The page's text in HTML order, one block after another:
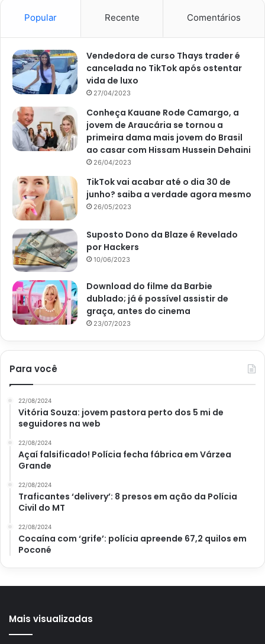
Sirva com uma colher de arroz e salada verde.
Salada de quinoa com grão de bico e tomate seco
Cozinhe a quinoa por 15 minutos ou até ficar macia,
após cozida deixe escorrer.
Adicione o grão de bico, tomate, cebola e o pepino.
Tempere com azeite, limão, sal e pimenta a gosto,
misture bem e sirva.
Salada grão de bico e quinoa – Reprodução canva
Fácil, não é mesmo? Em menos de 20 minutos você pode
fazer uma das três opções (ou as três) de saladas
saudáveis e substituir alimentos mais pesados, como
macarrão, carne suína, frituras, etc.
O que é grão de bico?
O grão de bico é um legume rico em nutrientes, proteínas,
fibras, vitaminas, entre outros, sendo todos benéficos para
a saúde. Além de ser um alimento versátil, é fácil de
amarelo claro, seu tamanho é aproximadamente do
tamanho de uma uva.
saudáveis em sua dieta. Até breve pessoal!
Popular Recente Comentários
Vendedora de curso Thays trader é
cancelada no TikTok após ostentar
vida de luxo
27/04/2023
Conheça Kauane Rode Camargo, a
jovem de Araucária se tornou a
primeira dama mais jovem do Brasil
ao casar com Hissam Hussein Dehaini
26/04/2023
TikTok vai acabar até o dia 30 de
junho? saiba a verdade agora mesmo
26/05/2023
Suposto Dono da Blaze é Revelado
por Hackers
10/06/2023
Download do filme da Barbie
dublado; já é possível assistir de
graça, antes do cinema
23/07/2023
Para você
22/08/2024
Vitória Souza: jovem pastora perto dos 5 mi de
seguidores na web
22/08/2024
Açaí falsificado! Polícia fecha fábrica em Várzea
Grande
22/08/2024
Traficantes ‘delivery’: 8 presos em ação da Polícia
Civil do MT
22/08/2024
Cocaína com ‘grife’: polícia apreende 67,2 quilos em
Poconé
Mais visualizadas